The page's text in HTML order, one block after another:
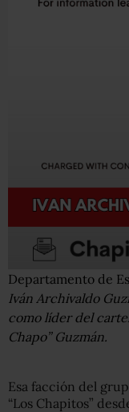
Departamento de
Iván Archivaldo
como líder del
Chapo” Guzmán.
Esa facción del
“Los Chapitos”